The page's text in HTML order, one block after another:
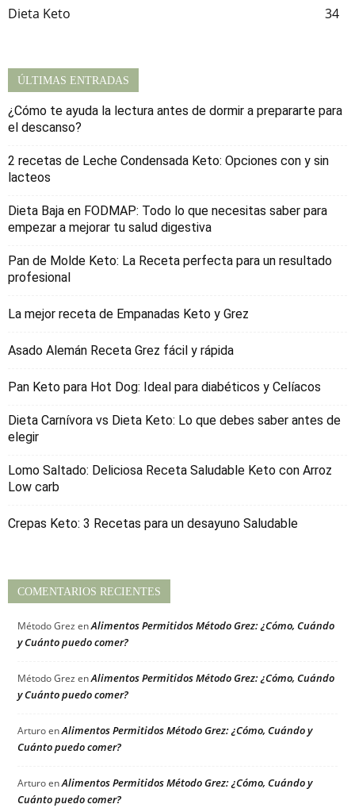
Dieta Keto
34
ÚLTIMAS ENTRADAS
¿Cómo te ayuda la lectura antes de dormir a prepararte para
el descanso?
2 recetas de Leche Condensada Keto: Opciones con y sin
lacteos
Dieta Baja en FODMAP: Todo lo que necesitas saber para
empezar a mejorar tu salud digestiva
Pan de Molde Keto: La Receta perfecta para un resultado
profesional
La mejor receta de Empanadas Keto y Grez
Asado Alemán Receta Grez fácil y rápida
Pan Keto para Hot Dog: Ideal para diabéticos y Celíacos
Dieta Carnívora vs Dieta Keto: Lo que debes saber antes de
elegir
Lomo Saltado: Deliciosa Receta Saludable Keto con Arroz
Low carb
Crepas Keto: 3 Recetas para un desayuno Saludable
COMENTARIOS RECIENTES
Método Grez enAlimentos Permitidos Método Grez: ¿Cómo, Cuándo
y Cuánto puedo comer?
Método Grez enAlimentos Permitidos Método Grez: ¿Cómo, Cuándo
y Cuánto puedo comer?
ArturoenAlimentos Permitidos Método Grez: ¿Cómo, Cuándo y
Cuánto puedo comer?
ArturoenAlimentos Permitidos Método Grez: ¿Cómo, Cuándo y
Cuánto puedo comer?